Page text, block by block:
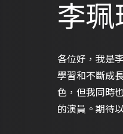
李
各位好，我是
學習和不斷成
色，但我同時
的演員。期待